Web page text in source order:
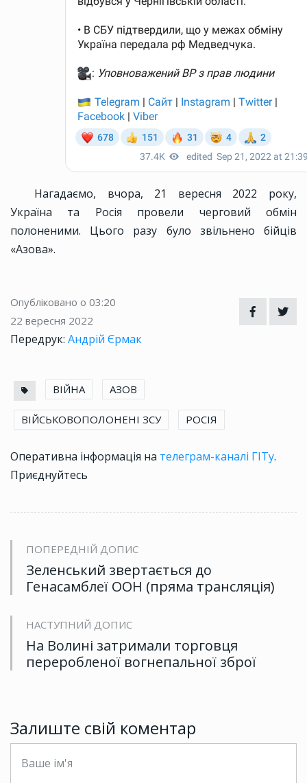
Нагадаємо, вчора, 21 вересня 2022 року,
Україна та Росія провели черговий обмін
полоненими. Цього разу було звільнено бійців
«Азова».
Опубліковано о 03:20
22 вересня 2022
Передрук: Андрій Єрмак
ВІЙНА АЗОВ
ВІЙСЬКОВОПОЛОНЕНІ ЗСУ РОСІЯ
Оперативна інформація на телеграм-каналі ГІТу.
Приєднуйтесь
ПОПЕРЕДНІЙ ДОПИС
Зеленський звертається до
Генасамблеї ООН (пряма трансляція)
НАСТУПНИЙ ДОПИС
На Волині затримали торговця
переробленої вогнепальної зброї
Залиште свій коментар